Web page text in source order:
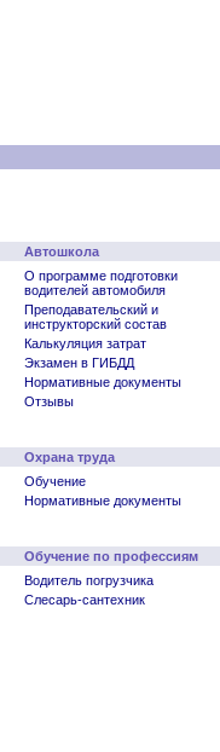
Автошкола
О программе подготовки
водителей автомобиля
Преподавательский и
инструкторский состав
Калькуляция затрат
Экзамен в ГИБДД
Нормативные документы
Отзывы
Охрана труда
Обучение
Нормативные документы
Обучение по профессиям
Водитель погрузчика
Слесарь-сантехник